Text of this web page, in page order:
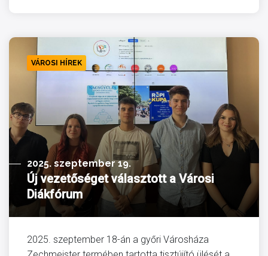
VÁROSI HÍREK
2025. szeptember 19.
Új vezetőséget választott a Városi
Diákfórum
2025. szeptember 18-án a győri Városháza